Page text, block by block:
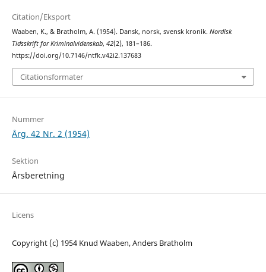
Citation/Eksport
Waaben, K., & Bratholm, A. (1954). Dansk, norsk, svensk kronik. Nordisk
Tidsskrift for Kriminalvidenskab, 42(2), 181–186.
https://doi.org/10.7146/ntfk.v42i2.137683
Citationsformater
Nummer
Årg. 42 Nr. 2 (1954)
Sektion
Årsberetning
Licens
Copyright (c) 1954 Knud Waaben, Anders Bratholm